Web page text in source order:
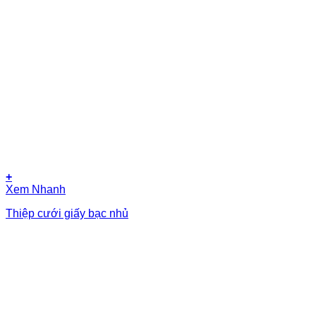
+
Xem Nhanh
Thiệp cưới giấy bạc nhủ